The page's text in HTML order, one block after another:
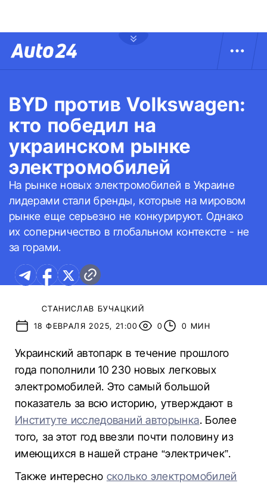
BYD против Volkswagen:
кто победил на
украинском рынке
электромобилей
На рынке новых электромобилей в Украине
лидерами стали бренды, которые на мировом
рынке еще серьезно не конкурируют. Однако
их соперничество в глобальном контексте - не
за горами.
СТАНИСЛАВ БУЧАЦКИЙ
18 ФЕВРАЛЯ 2025, 21:00
0 0 МИН
Украинский автопарк в течение прошлого
года пополнили 10 230 новых легковых
электромобилей. Это самый большой
показатель за всю историю, утверждают в
Институте исследований авторынка. Более
того, за этот год ввезли почти половину из
имеющихся в нашей стране “электричек”.
Также интересно сколько электромобилей